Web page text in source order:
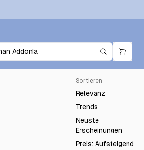
Sortieren
Relevanz
Trends
Neuste
Erscheinungen
Preis: Aufsteigend